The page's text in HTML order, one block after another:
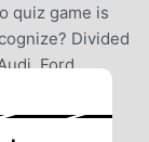
quiz game is
Divided
Ford,
etc.Test